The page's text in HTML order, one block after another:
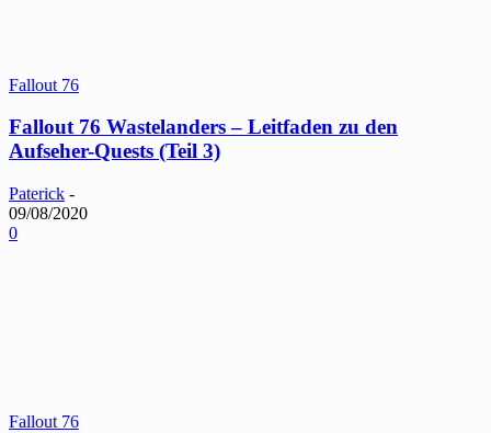
Fallout 76
Fallout 76 Wastelanders – Leitfaden zu den
Aufseher-Quests (Teil 3)
Paterick -
09/08/2020
0
Fallout 76